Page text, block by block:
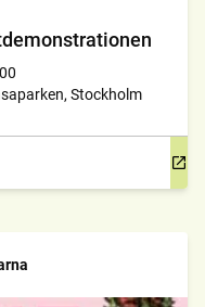
Stockholm